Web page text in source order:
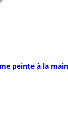
peinte à la main